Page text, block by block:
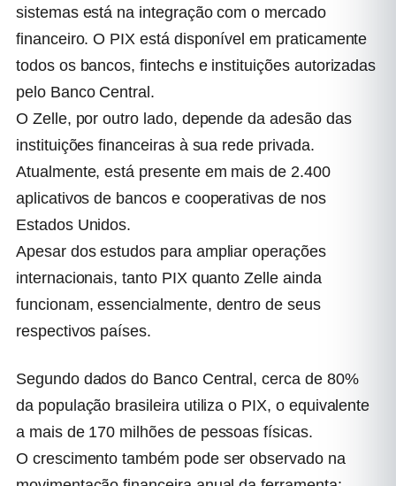
sistemas está na integração com o mercado
financeiro. O PIX está disponível em praticamente
todos os bancos, fintechs e instituições autorizadas
pelo Banco Central.
O Zelle, por outro lado, depende da adesão das
instituições financeiras à sua rede privada.
Atualmente, está presente em mais de 2.400
aplicativos de bancos e cooperativas de nos
Estados Unidos.
Apesar dos estudos para ampliar operações
internacionais, tanto PIX quanto Zelle ainda
funcionam, essencialmente, dentro de seus
respectivos países.
Segundo dados do Banco Central, cerca de 80%
da população brasileira utiliza o PIX, o equivalente
a mais de 170 milhões de pessoas físicas.
O crescimento também pode ser observado na